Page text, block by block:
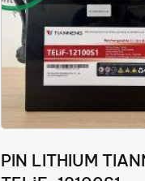
PIN LITHIUM